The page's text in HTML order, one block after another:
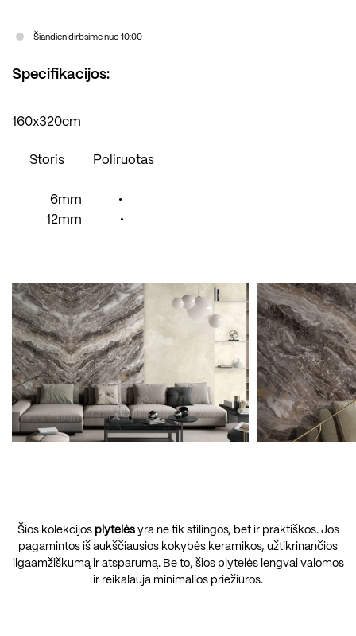
Šiandien dirbsime nuo 10:00
Specifikacijos:
160x320cm
Storis Poliruotas
6mm
•
12mm
•
Šios kolekcijos plytelėsyra ne tik stilingos, bet ir praktiškos. Jos
pagamintos iš aukščiausios kokybės keramikos, užtikrinančios
ilgaamžiškumą ir atsparumą. Be to, šios plytelės lengvai valomos
ir reikalauja minimalios priežiūros.